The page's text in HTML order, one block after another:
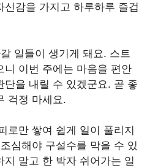
신감을 가지고 하루하루 즐겁
일들이 생기게 돼요. 스트
니 이번 주에는 마음을 편안
단을 내릴 수 있겠군요. 곧 좋
걱정 마세요.
로만 쌓여 쉽게 일이 풀리지
심해야 구설수를 막을 수 있
지 말고 한 박자 쉬어가는 일